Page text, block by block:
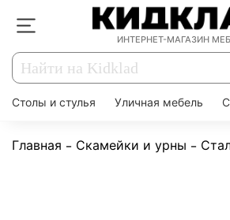
ИНТЕРНЕТ-МАГАЗИН
Столы и стулья Уличная мебель
Главная Скамейки и урны